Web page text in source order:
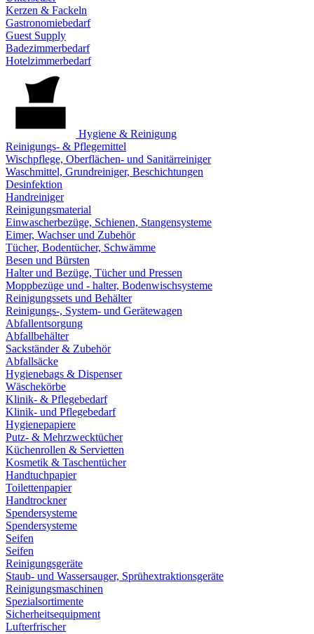
Kerzen & Fackeln
Gastronomiebedarf
Guest Supply
Badezimmerbedarf
Hotelzimmerbedarf
Hygiene & Reinigung
Reinigungs- & Pflegemittel
Wischpflege, Oberflächen- und Sanitärreiniger
Waschmittel, Grundreiniger, Beschichtungen
Desinfektion
Handreiniger
Reinigungsmaterial
Einwascherbezüge, Schienen, Stangensysteme
Eimer, Wachser und Zubehör
Tücher, Bodentücher, Schwämme
Besen und Bürsten
Halter und Bezüge, Tücher und Pressen
Moppbezüge und - halter, Bodenwischsysteme
Reinigungssets und Behälter
Reinigungs-, System- und Gerätewagen
Abfallentsorgung
Abfallbehälter
Sackständer & Zubehör
Abfallsäcke
Hygienebags & Dispenser
Wäschekörbe
Klinik- & Pflegebedarf
Klinik- und Pflegebedarf
Hygienepapiere
Putz- & Mehrzwecktücher
Küchenrollen & Servietten
Kosmetik & Taschentücher
Handtuchpapier
Toilettenpapier
Handtrockner
Spendersysteme
Spendersysteme
Seifen
Seifen
Reinigungsgeräte
Staub- und Wassersauger, Sprühextraktionsgeräte
Reinigungsmaschinen
Spezialsortimente
Sicherheitsequipment
Lufterfrischer